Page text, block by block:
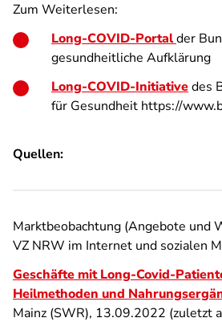
Zum Weiterlesen:
Long-COVID-Portalder
gesundheitliche Aufklärung
Long-COVID-Initiativedes
für Gesundheit https://
Quellen:
Marktbeobachtung (Angebote und
VZ NRW im Internet und sozialen
Geschäfte mit Long-Covid-
Heilmethoden und
Mainz (SWR), 13.09.2022 (zuletzt